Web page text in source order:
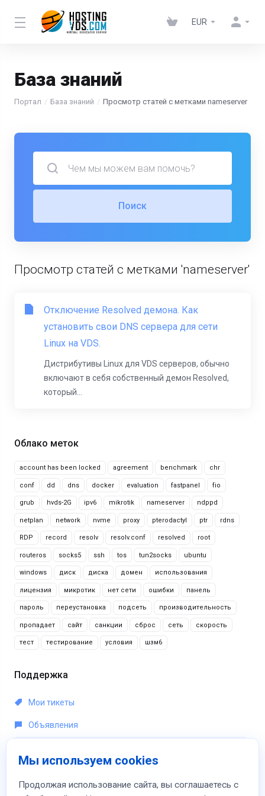
EUR
База знаний
Портал База знаний Просмотр статей с метками nameserver
Облако меток
account has been locked agreement benchmark chr
conf dd dns docker evaluation fastpanel fio
grub hvds-2G ipv6 mikrotik nameserver ndppd
netplan network nvme proxy pterodactyl ptr rdns
RDP record resolv resolv.conf resolved root
routeros socks5 ssh tos tun2socks ubuntu
windows диск диска домен использования
лицензия микротик нет сети ошибки панель
пароль переустановка подсеть производительность
пропадает сайт санкции сброс сеть скорость
тест тестирование условия шзм6
Поддержка
Мои тикеты
Объявления
Статус сети
Поиск
Просмотр статей с метками 'nameserver'
Отключение Resolved демона. Как
установить свои DNS сервера для сети
Linux на VDS.
Дистрибутивы Linux для VDS серверов, обычно
включают в себя собственный демон Resolved,
который...
Мы используем cookies
Продолжая использование сайта, вы соглашаетесь с